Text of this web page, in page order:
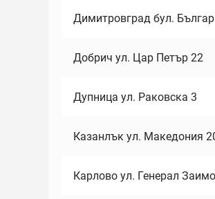
Димитровград бул.
Добрич ул. Цар Петър 22
Дупница ул. Раковска 3
Казанлък ул. Македония
Карлово ул. Генерал